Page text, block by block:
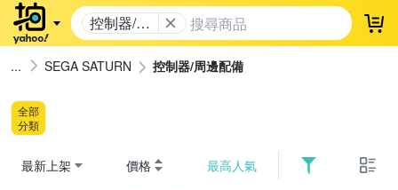
控制器/周
邊配備
登
SEGA SATURN 控制器/周邊配備
全部
分類
最新上架 價格 最高人氣